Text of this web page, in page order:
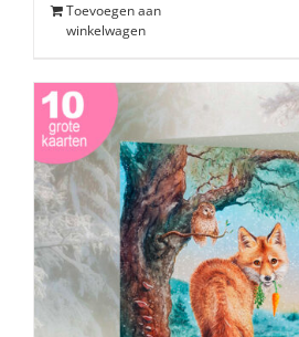
Toevoegen aan
winkelwagen